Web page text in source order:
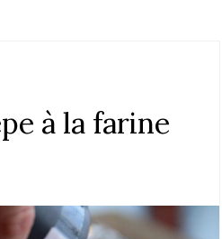
à la farine